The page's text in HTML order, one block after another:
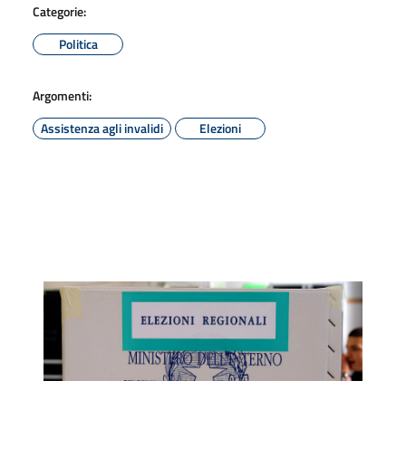
Categorie:
Politica
Argomenti:
Assistenza agli invalidi
Elezioni